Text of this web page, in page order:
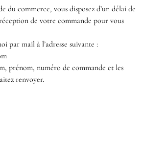
du commerce, vous disposez d’un délai de
de votre commande pour vous
par mail à l’adresse suivante :
prénom, numéro de commande et les
renvoyer.